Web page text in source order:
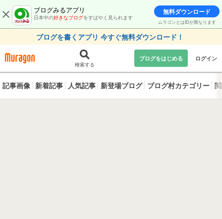
ブログみるアプリ
日本中の好きなブログをすばやく見られます
無料ダウンロード
ムラゴンとはIDが異なります
ブログを書くアプリ 今すぐ無料ダウンロード！
検索する
ブログをはじめる ログイン
記事画像 新着記事 人気記事 新登場ブログ ブログ村カテゴリー